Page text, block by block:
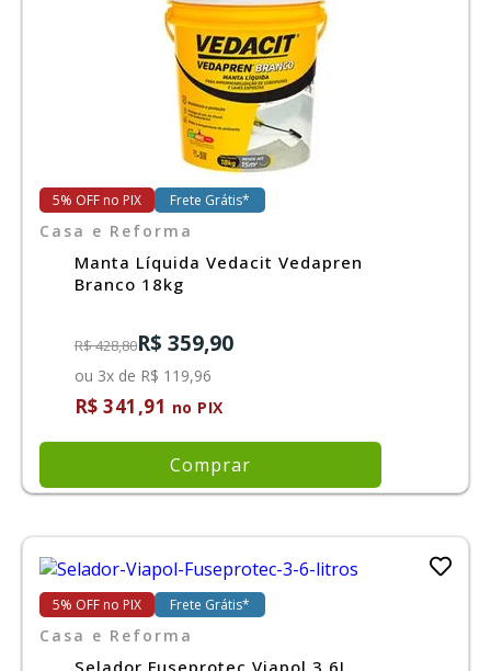
5% OFF no PIX Frete Grátis*
Casa e Reforma
Manta Líquida Vedacit Vedapren
Branco 18kg
R$ 428,80R$ 359,90
ou 3x de R$ 119,96
R$ 341,91 no PIX
Comprar
5% OFF no PIX Frete Grátis*
Casa e Reforma
Selador Fuseprotec Viapol 3,6L